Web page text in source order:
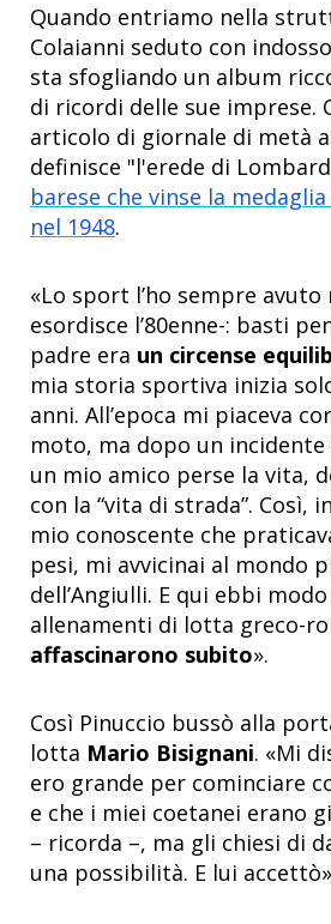
Quando entriamo nella
Colaianni seduto con
sta sfogliando un album
di ricordi delle sue imprese.
articolo di giornale di metà
definisce "l'erede di
barese che vinse la
nel 1948.
«Lo sport l’ho sempre avuto
esordisce l’80enne-: basti
padre era un circense
mia storia sportiva inizia
anni. All’epoca mi piaceva
moto, ma dopo un
un mio amico perse la vita,
con la “vita di strada”. Così,
mio conoscente che
pesi, mi avvicinai al mondo
dell’Angiulli. E qui ebbi
allenamenti di lotta greco-
affascinarono subito».
Così Pinuccio bussò alla
lotta Mario Bisignani. «Mi
ero grande per cominciare
e che i miei coetanei erano
– ricorda –, ma gli chiesi di
una possibilità. E lui